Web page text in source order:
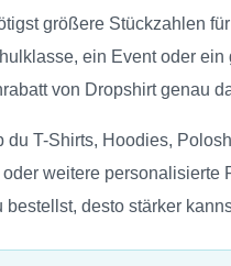
größere Stückzahlen
ein Event oder
von Dropshirt genau
du T-Shirts, Hoodies,
weitere personalisierte
bestellst, desto stärker